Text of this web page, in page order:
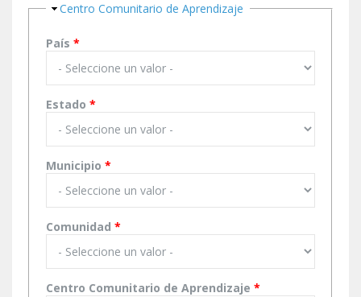
Ocultar
Centro Comunitario de Aprendizaje
País *
Estado *
Municipio *
Comunidad *
Centro Comunitario de Aprendizaje *